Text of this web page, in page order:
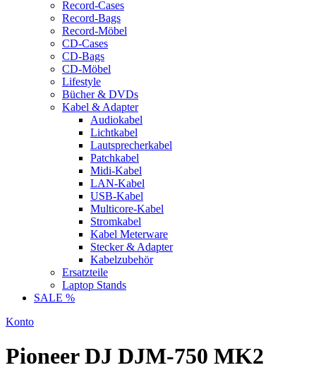
Record-Cases
Record-Bags
Record-Möbel
CD-Cases
CD-Bags
CD-Möbel
Lifestyle
Bücher & DVDs
Kabel & Adapter
Audiokabel
Lichtkabel
Lautsprecherkabel
Patchkabel
Midi-Kabel
LAN-Kabel
USB-Kabel
Multicore-Kabel
Stromkabel
Kabel Meterware
Stecker & Adapter
Kabelzubehör
Ersatzteile
Laptop Stands
SALE %
Konto
Pioneer DJ DJM-750 MK2